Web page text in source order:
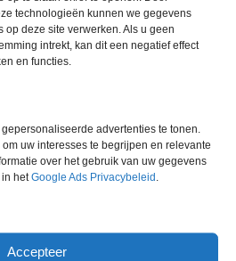
technologieën kunnen we gegevens
op deze site verwerken. Als u geen
intrekt, kan dit een negatief effect
en functies.
advertenties te tonen.
uw interesses te begrijpen en relevante
over het gebruik van uw gegevens
in hetGoogle Ads Privacybeleid .
Accepteer
en goed onderhouden.
in goede conditie